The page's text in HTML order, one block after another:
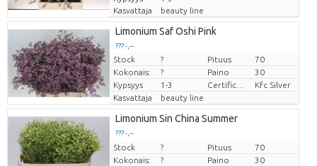
Kasvattaja
beauty line
Limonium Saf Oshi Pink
??? -,--
Hinta per kappale
Stock ? Pituus
70
Kokonais:
? Paino
30
Kypsyys
1-3
Kfc Silver
Kasvattaja
beauty line
Limonium Sin China Summer
??? -,--
Hinta per kappale
Stock ? Pituus
70
Kokonais:
? Paino
30